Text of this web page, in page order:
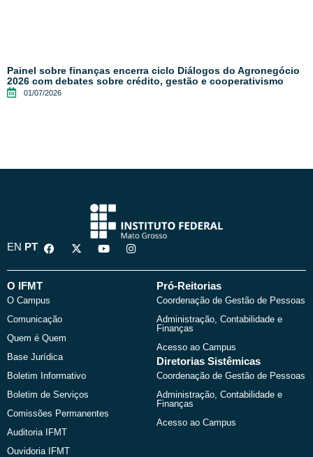
Painel sobre finanças encerra ciclo Diálogos do Agronegócio
2026 com debates sobre crédito, gestão e cooperativismo
01/07/2026
EN PT
F
a
e
o
k
X
-
w
Y
o
t
I
n
t
O IFMT
O Campus
Comunicação
Quem é Quem
Base Jurídica
Boletim Informativo
Boletim de Serviços
Comissões Permanentes
Auditoria IFMT
Ouvidoria IFMT
Pró-Reitorias
Coordenação de Gestão de Pessoas
Administração, Contabilidade e
Finanças
Acesso ao Campus
Diretorias Sistêmicas
Coordenação de Gestão de Pessoas
Administração, Contabilidade e
Finanças
Acesso ao Campus